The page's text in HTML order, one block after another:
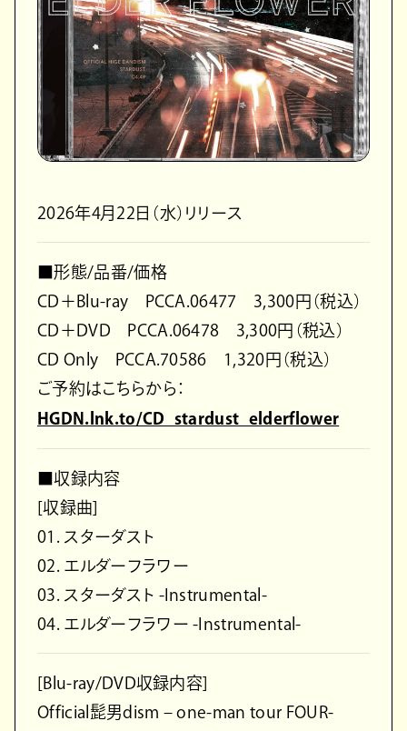
2026年4月22日（水）リリース
■形態/品番/価格
CD＋Blu-ray PCCA.06477 3,300円（税込）
CD＋DVD PCCA.06478 3,300円（税込）
CD Only PCCA.70586 1,320円（税込）
ご予約はこちらから：
HGDN.lnk.to/CD_stardust_elderflower
■収録内容
[収録曲]
01. スターダスト
02. エルダーフラワー
03. スターダスト -Instrumental-
04. エルダーフラワー -Instrumental-
[Blu-ray/DVD収録内容]
Official髭男dism – one-man tour FOUR-